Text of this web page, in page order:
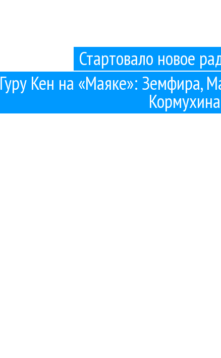
Стартовало новое
Гуру Кен на «Маяке»: Земфира,
Кормухина